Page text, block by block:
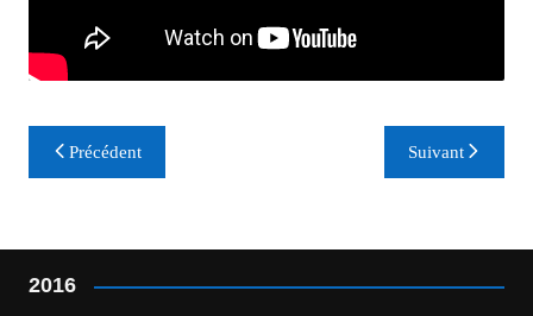
Navigation
de
Précédent Suivant
2016